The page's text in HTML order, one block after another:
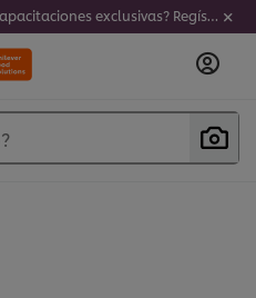
¿Buscas inspiración, recetas y capacitaciones exclusivas? Regístrate a nuestro newsletter!